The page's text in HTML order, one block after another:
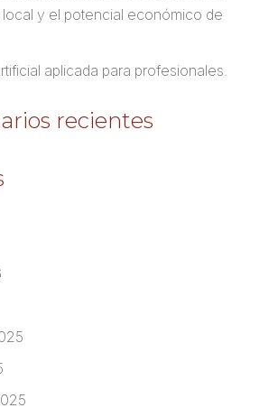
y el potencial económico de
aplicada para profesionales.
recientes